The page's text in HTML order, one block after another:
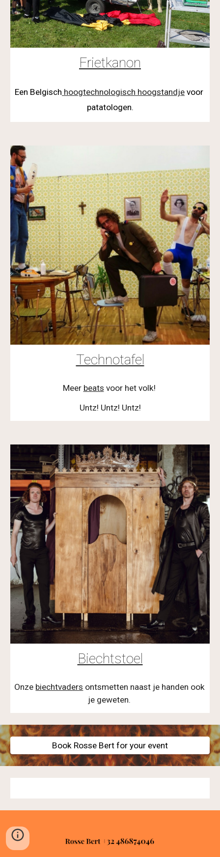
Frietkanon
Een Belgisch hoogtechnologisch hoogstandje voor
patatologen.
Technotafel
Meer beats voor het volk!
Untz! Untz! Untz!
Biechtstoel
Onze biechtvaders ontsmetten naast je handen ook
je geweten.
Book Rosse Bert for your event